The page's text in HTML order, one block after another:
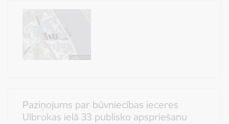
Paziņojums par būvniecības ieceres
Ulbrokas ielā 33 publisko apspriešanu